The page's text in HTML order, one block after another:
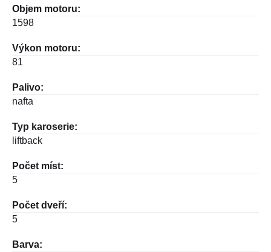
Objem motoru:
1598
Výkon motoru:
81
Palivo:
nafta
Typ karoserie:
liftback
Počet míst:
5
Počet dveří:
5
Barva: